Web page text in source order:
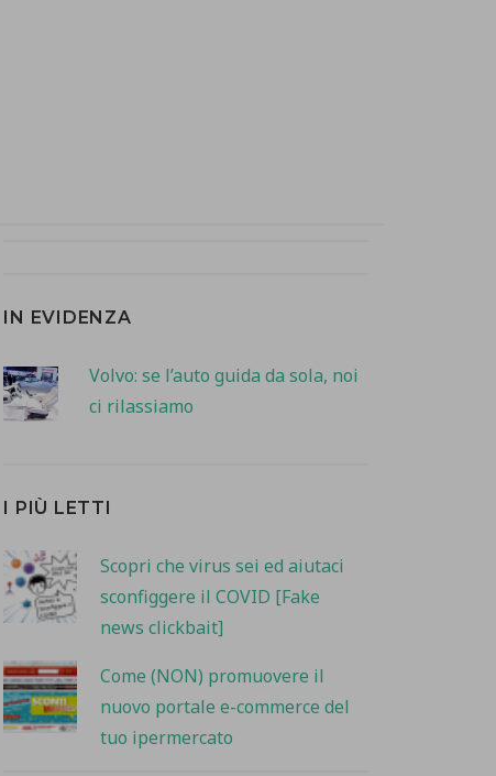
IN EVIDENZA
Volvo: se l’auto guida da sola, noi
ci rilassiamo
I PIÙ LETTI
Scopri che virus sei ed aiutaci
sconfiggere il COVID [Fake
news clickbait]
Come (NON) promuovere il
nuovo portale e-commerce del
tuo ipermercato